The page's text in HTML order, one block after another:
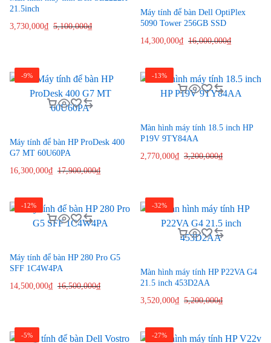
21.5inch
3,730,000₫ 5,100,000₫
Máy tính để bàn Dell OptiPlex
5090 Tower 256GB SSD
14,300,000₫ 16,000,000₫
-9%
Máy tính để bàn HP ProDesk 400
G7 MT 60U60PA
16,300,000₫ 17,900,000₫
-13%
Màn hình máy tính 18.5 inch HP
P19V 9TY84AA
2,770,000₫ 3,200,000₫
-12%
Máy tính để bàn HP 280 Pro G5
SFF 1C4W4PA
14,500,000₫ 16,500,000₫
-32%
Màn hình máy tính HP P22VA G4
21.5 inch 453D2AA
3,520,000₫ 5,200,000₫
-5% -27%